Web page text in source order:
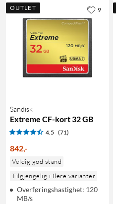
OUTLET
Sandisk
Extreme CF-kort 32 GB
4.5 (71)
842,-
Veldig god stand
Tilgjengelig i flere varianter
Overføringshastighet: 120
MB/s
9